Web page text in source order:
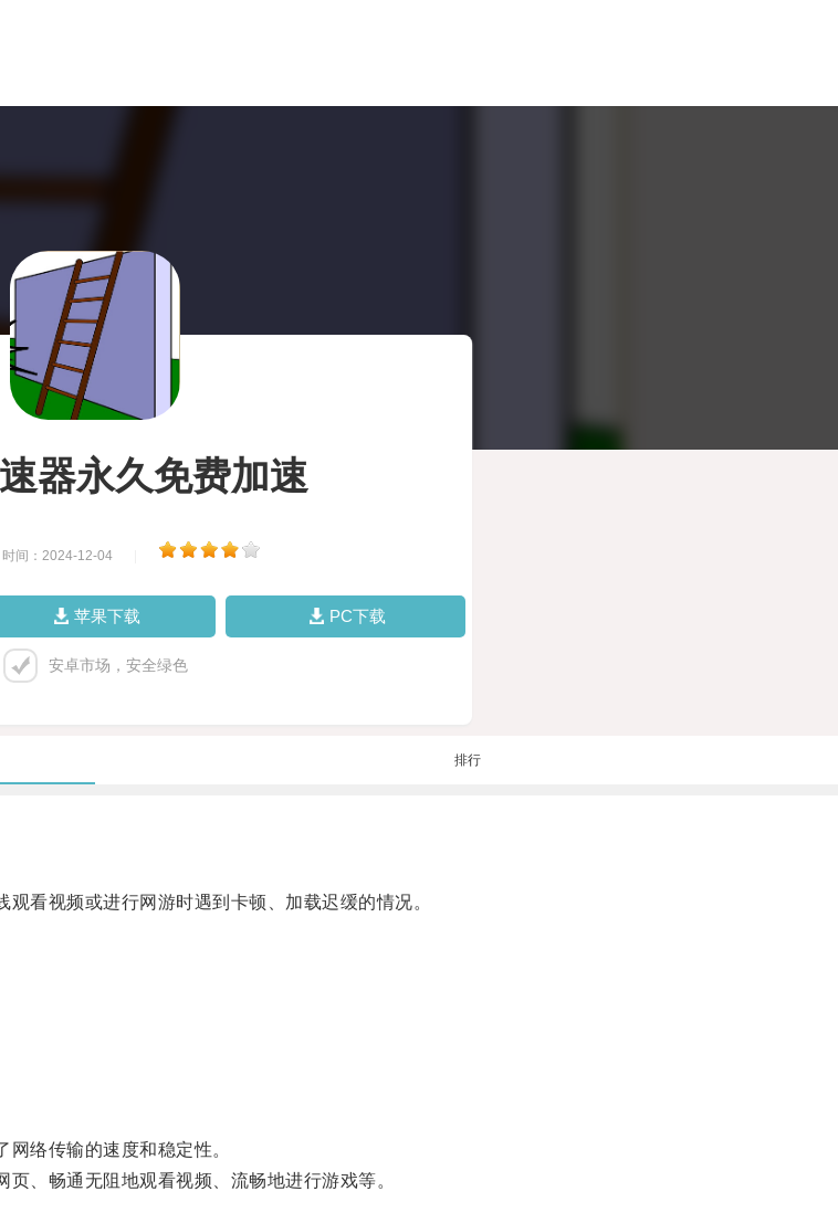
器永久免费加速
时间：2024-12-04
苹果下载 PC下载
安卓市场，安全绿色
排行
看视频或进行网游时遇到卡顿、加载迟缓的情况。
络传输的速度和稳定性。
、畅通无阻地观看视频、流畅地进行游戏等。